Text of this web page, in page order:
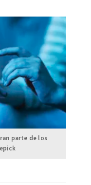
parte de los